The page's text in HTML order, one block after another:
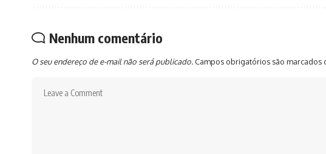
Nenhum comentário
O seu endereço de e-mail não será publicado. Campos obrigatórios são marcados